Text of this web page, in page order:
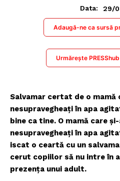
Data:
29/
Adaugă-ne ca sursă
Urmărește
Salvamar certat de o
nesupravegheaţi în apa
bine ca tine. O mamă care
nesupravegheaţi în apa
iscat o ceartă cu un
cerut copiilor să nu intre în
prezenţa unui adult.